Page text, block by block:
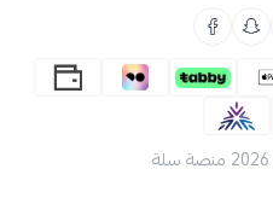
منصة سلة